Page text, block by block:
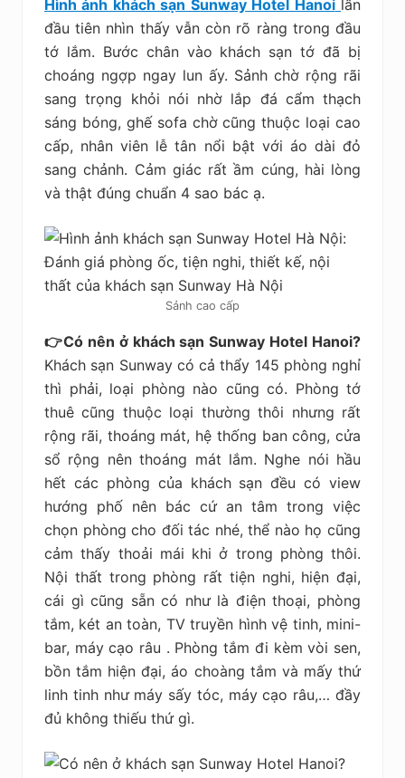
Hình ảnh khách sạn Sunway Hotel Hanoi lần
đầu tiên nhìn thấy vẫn còn rõ ràng trong đầu
tớ lắm. Bước chân vào khách sạn tớ đã bị
choáng ngợp ngay lun ấy. Sảnh chờ rộng rãi
sang trọng khỏi nói nhờ lắp đá cẩm thạch
sáng bóng, ghế sofa chờ cũng thuộc loại cao
cấp, nhân viên lễ tân nổi bật với áo dài đỏ
sang chảnh. Cảm giác rất ầm cúng, hài lòng
và thật đúng chuẩn 4 sao bác ạ.
Sảnh cao cấp
👉Có nên ở khách sạn Sunway Hotel Hanoi?
Khách sạn Sunway có cả thẩy 145 phòng nghỉ
thì phải, loại phòng nào cũng có. Phòng tớ
thuê cũng thuộc loại thường thôi nhưng rất
rộng rãi, thoáng mát, hệ thống ban công, cửa
sổ rộng nên thoáng mát lắm. Nghe nói hầu
hết các phòng của khách sạn đều có view
hướng phố nên bác cứ an tâm trong việc
chọn phòng cho đối tác nhé, thể nào họ cũng
cảm thấy thoải mái khi ở trong phòng thôi.
Nội thất trong phòng rất tiện nghi, hiện đại,
cái gì cũng sẵn có như là điện thoại, phòng
tắm, két an toàn, TV truyền hình vệ tinh, mini-
bar, máy cạo râu . Phòng tắm đi kèm vòi sen,
bồn tắm hiện đại, áo choàng tắm và mấy thứ
linh tinh như máy sấy tóc, máy cạo râu,… đầy
đủ không thiếu thứ gì.